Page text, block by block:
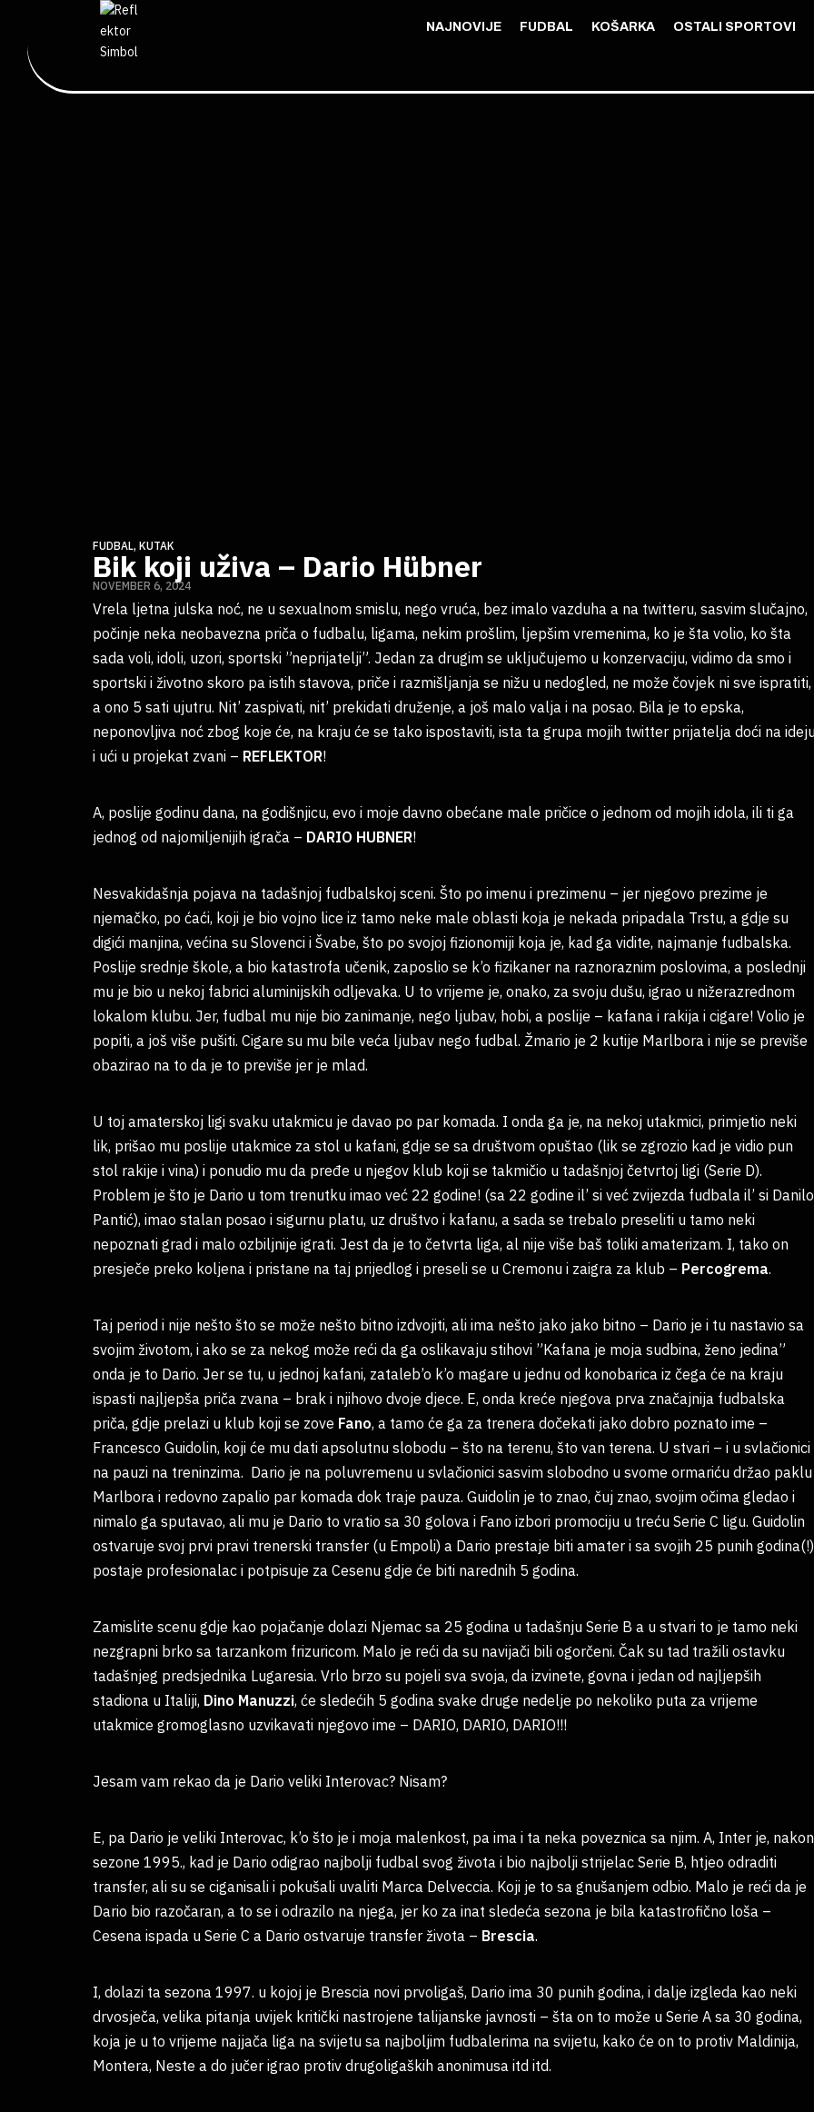
NAJNOVIJE FUDBAL KOŠARKA OSTALI SPORTOVI
FUDBAL, KUTAK
Bik koji uživa – Dario Hübner
NOVEMBER 6, 2024
Vrela ljetna julska noć, ne u sexualnom smislu, nego vruća, bez imalo vazduha a na twitteru, sasvim slučajno,
počinje neka neobavezna priča o fudbalu, ligama, nekim prošlim, ljepšim vremenima, ko je šta volio, ko šta
sada voli, idoli, uzori, sportski ”neprijatelji”. Jedan za drugim se uključujemo u konzervaciju, vidimo da smo i
sportski i životno skoro pa istih stavova, priče i razmišljanja se nižu u nedogled, ne može čovjek ni sve ispratiti,
a ono 5 sati ujutru. Nit’ zaspivati, nit’ prekidati druženje, a još malo valja i na posao. Bila je to epska,
neponovljiva noć zbog koje će, na kraju će se tako ispostaviti, ista ta grupa mojih twitter prijatelja doći na
i ući u projekat zvani – REFLEKTOR!
A, poslije godinu dana, na godišnjicu, evo i moje davno obećane male pričice o jednom od mojih idola, ili ti ga
jednog od najomiljenijih igrača – DARIO HUBNER!
Nesvakidašnja pojava na tadašnjoj fudbalskoj sceni. Što po imenu i prezimenu – jer njegovo prezime je
njemačko, po ćaći, koji je bio vojno lice iz tamo neke male oblasti koja je nekada pripadala Trstu, a gdje su
digići manjina, većina su Slovenci i Švabe, što po svojoj fizionomiji koja je, kad ga vidite, najmanje fudbalska.
Poslije srednje škole, a bio katastrofa učenik, zaposlio se k’o fizikaner na raznoraznim poslovima, a poslednji
mu je bio u nekoj fabrici aluminijskih odljevaka. U to vrijeme je, onako, za svoju dušu, igrao u nižerazrednom
lokalom klubu. Jer, fudbal mu nije bio zanimanje, nego ljubav, hobi, a poslije – kafana i rakija i cigare! Volio je
popiti, a još više pušiti. Cigare su mu bile veća ljubav nego fudbal. Žmario je 2 kutije Marlbora i nije se previše
obazirao na to da je to previše jer je mlad.
U toj amaterskoj ligi svaku utakmicu je davao po par komada. I onda ga je, na nekoj utakmici, primjetio neki
lik, prišao mu poslije utakmice za stol u kafani, gdje se sa društvom opuštao (lik se zgrozio kad je vidio pun
stol rakije i vina) i ponudio mu da pređe u njegov klub koji se takmičio u tadašnjoj četvrtoj ligi (Serie D).
Problem je što je Dario u tom trenutku imao već 22 godine! (sa 22 godine il’ si već zvijezda fudbala il’ si Danilo
Pantić), imao stalan posao i sigurnu platu, uz društvo i kafanu, a sada se trebalo preseliti u tamo neki
nepoznati grad i malo ozbiljnije igrati. Jest da je to četvrta liga, al nije više baš toliki amaterizam. I, tako on
presječe preko koljena i pristane na taj prijedlog i preseli se u Cremonu i zaigra za klub – Percogrema.
Taj period i nije nešto što se može nešto bitno izdvojiti, ali ima nešto jako jako bitno – Dario je i tu nastavio sa
svojim životom, i ako se za nekog može reći da ga oslikavaju stihovi ”Kafana je moja sudbina, ženo jedina”
onda je to Dario. Jer se tu, u jednoj kafani, zataleb’o k’o magare u jednu od konobarica iz čega će na kraju
ispasti najljepša priča zvana – brak i njihovo dvoje djece. E, onda kreće njegova prva značajnija fudbalska
priča, gdje prelazi u klub koji se zove Fano, a tamo će ga za trenera dočekati jako dobro poznato ime –
Francesco Guidolin, koji će mu dati apsolutnu slobodu – što na terenu, što van terena. U stvari – i u svlačionici
na pauzi na treninzima. Dario je na poluvremenu u svlačionici sasvim slobodno u svome ormariću držao paklu
Marlbora i redovno zapalio par komada dok traje pauza. Guidolin je to znao, čuj znao, svojim očima gledao i
nimalo ga sputavao, ali mu je Dario to vratio sa 30 golova i Fano izbori promociju u treću Serie C ligu. Guidolin
ostvaruje svoj prvi pravi trenerski transfer (u Empoli) a Dario prestaje biti amater i sa svojih 25 punih godina(!)
postaje profesionalac i potpisuje za Cesenu gdje će biti narednih 5 godina.
Zamislite scenu gdje kao pojačanje dolazi Njemac sa 25 godina u tadašnju Serie B a u stvari to je tamo neki
nezgrapni brko sa tarzankom frizuricom. Malo je reći da su navijači bili ogorčeni. Čak su tad tražili ostavku
tadašnjeg predsjednika Lugaresia. Vrlo brzo su pojeli sva svoja, da izvinete, govna i jedan od najljepših
stadiona u Italiji, Dino Manuzzi, će sledećih 5 godina svake druge nedelje po nekoliko puta za vrijeme
utakmice gromoglasno uzvikavati njegovo ime – DARIO, DARIO, DARIO!!!
Jesam vam rekao da je Dario veliki Interovac? Nisam?
E, pa Dario je veliki Interovac, k’o što je i moja malenkost, pa ima i ta neka poveznica sa njim. A, Inter je, nakon
sezone 1995., kad je Dario odigrao najbolji fudbal svog života i bio najbolji strijelac Serie B, htjeo odraditi
transfer, ali su se ciganisali i pokušali uvaliti Marca Delveccia. Koji je to sa gnušanjem odbio. Malo je reći da je
Dario bio razočaran, a to se i odrazilo na njega, jer ko za inat sledeća sezona je bila katastrofično loša –
Cesena ispada u Serie C a Dario ostvaruje transfer života – Brescia.
I, dolazi ta sezona 1997. u kojoj je Brescia novi prvoligaš, Dario ima 30 punih godina, i dalje izgleda kao neki
drvosječa, velika pitanja uvijek kritički nastrojene talijanske javnosti – šta on to može u Serie A sa 30 godina,
koja je u to vrijeme najjača liga na svijetu sa najboljim fudbalerima na svijetu, kako će on to protiv Maldinija,
Montera, Neste a do jučer igrao protiv drugoligaških anonimusa itd itd.